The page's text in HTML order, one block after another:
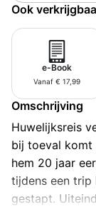
Ook
e-Book
Vanaf € 17,99
Omschrijving
Huwelijksreis
bij toeval komt
hem 20 jaar
tijdens een trip
gestapt.